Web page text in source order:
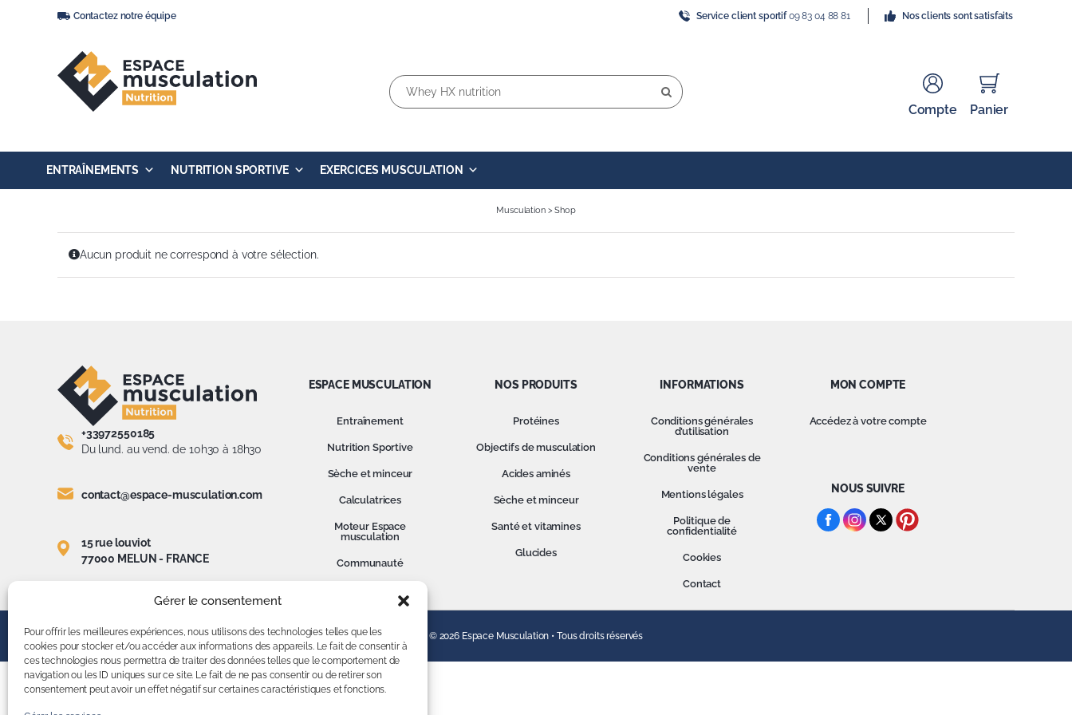
Gérer le consentement
Pour offrir les meilleures expériences, nous utilisons des technologies telles que les
cookies pour stocker et/ou accéder aux informations des appareils. Le fait de consentir à
ces technologies nous permettra de traiter des données telles que le comportement de
navigation ou les ID uniques sur ce site. Le fait de ne pas consentir ou de retirer son
consentement peut avoir un effet négatif sur certaines caractéristiques et fonctions.
Contactez notre équipe Service client sportif09 83 04 88 81 Nos clients sont satisfaits
Rechercher:
Compte Panier
ENTRAÎNEMENTS NUTRITION SPORTIVE EXERCICES MUSCULATION
Musculation>Shop
Aucun produit ne correspond à votre sélection.
+33972550185
Du lund. au vend. de 10h30 à 18h30
contact@espace-musculation.com
15 rue louviot
77000 MELUN - FRANCE
ESPACE MUSCULATION
Entraînement
Nutrition Sportive
Sèche et minceur
Calculatrices
Moteur Espace
musculation
Communauté
NOS PRODUITS
Protéines
Objectifs de musculation
Acides aminés
Sèche et minceur
Santé et vitamines
Glucides
INFORMATIONS
Conditions générales
d’utilisation
Conditions générales de
vente
Mentions légales
Politique de
confidentialité
Cookies
Contact
MON COMPTE
Accédez à votre compte
NOUS SUIVRE
© 2026 Espace Musculation • Tous droits réservés